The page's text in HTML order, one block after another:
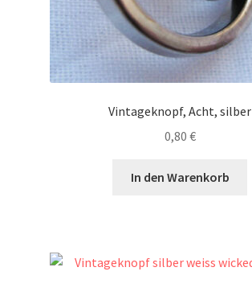
Vintageknopf, Acht, silber
0,80 €
In den Warenkorb